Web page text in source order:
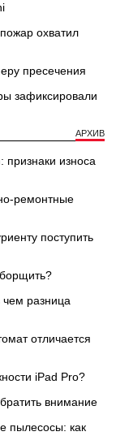
охватил
пресечения
зафиксировали
АРХИВ
износа
ремонтные
поступить
чем разница
отличается
iPad Pro?
внимание
пылесосы: как